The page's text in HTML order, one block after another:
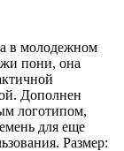
в молодежном
пони, она
Дополнен
логотипом,
для еще
Размер: